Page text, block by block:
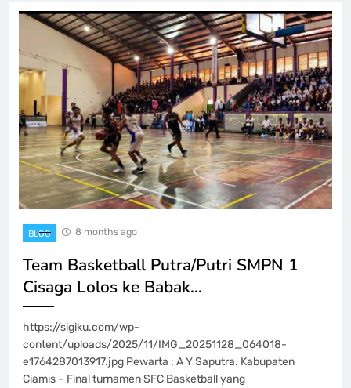
BLOG 8 months ago
Team Basketball Putra/Putri SMPN 1
Cisaga Lolos ke Babak…
https://sigiku.com/wp-
content/uploads/2025/11/IMG_20251128_064018-
e1764287013917.jpg Pewarta : A Y Saputra. Kabupaten
Ciamis – Final turnamen SFC Basketball yang